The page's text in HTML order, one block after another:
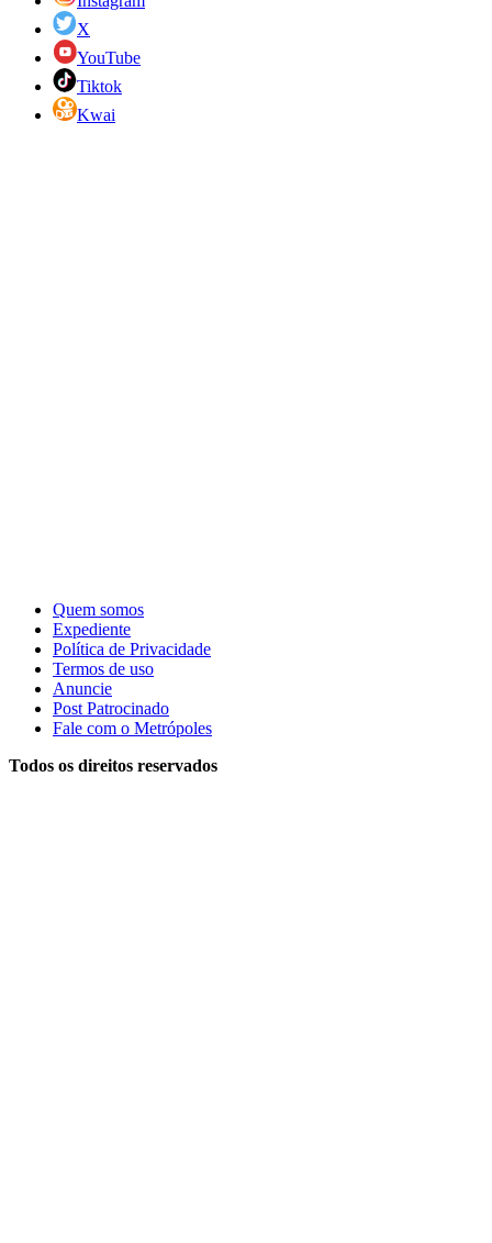
X
YouTube
Tiktok
Kwai
Quem somos
Expediente
Política de Privacidade
Termos de uso
Anuncie
Post Patrocinado
Fale com o Metrópoles
Todos os direitos reservados